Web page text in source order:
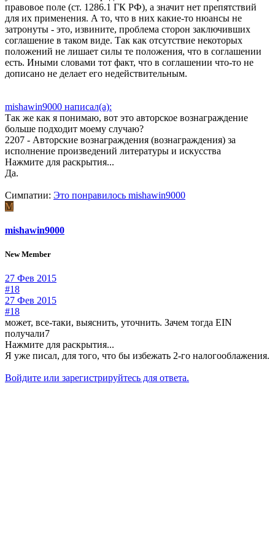
правовое поле (ст. 1286.1 ГК РФ), а значит нет препятствий
для их применения. А то, что в них какие-то нюансы не
затронуты - это, извините, проблема сторон заключивших
соглашение в таком виде. Так как отсутствие некоторых
положений не лишает силы те положения, что в соглашении
есть. Иными словами тот факт, что в соглашении что-то не
дописано не делает его недействительным.
mishawin9000 написал(а):
Так же как я понимаю, вот это авторское вознаграждение
больше подходит моему случаю?
2207 - Авторские вознаграждения (вознаграждения) за
исполнение произведений литературы и искусства
Нажмите для раскрытия...
Да.
Симпатии: Это понравилось mishawin9000
M
mishawin9000
New Member
27 Фев 2015
#18
27 Фев 2015
#18
может, все-таки, выяснить, уточнить. Зачем тогда EIN
получали7
Нажмите для раскрытия...
Я уже писал, для того, что бы избежать 2-го налогооблажения.
Войдите или зарегистрируйтесь для ответа.